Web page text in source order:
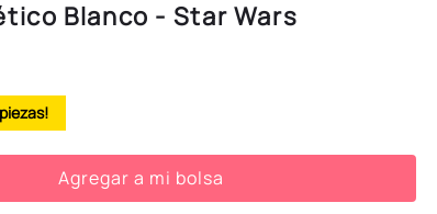
Blanco - Star Wars
Agregar a mi bolsa